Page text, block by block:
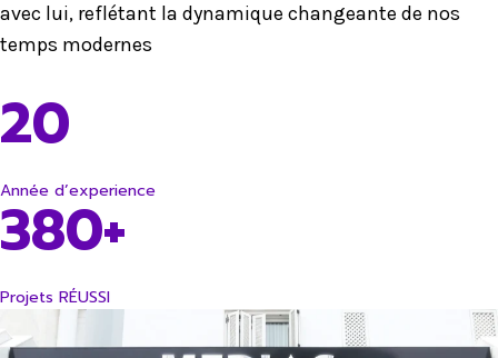
avec lui, reflétant la dynamique changeante de nos
temps modernes
20
Année d’experience
380+
Projets RÉUSSI